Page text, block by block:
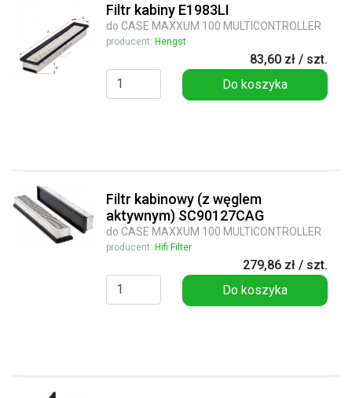
Filtr kabiny E1983LI
do CASE MAXXUM 100 MULTICONTROLLER
producent: Hengst
83,60 zł / szt.
Do koszyka
Filtr kabinowy (z węglem
aktywnym) SC90127CAG
do CASE MAXXUM 100 MULTICONTROLLER
producent: Hifi Filter
279,86 zł / szt.
Do koszyka